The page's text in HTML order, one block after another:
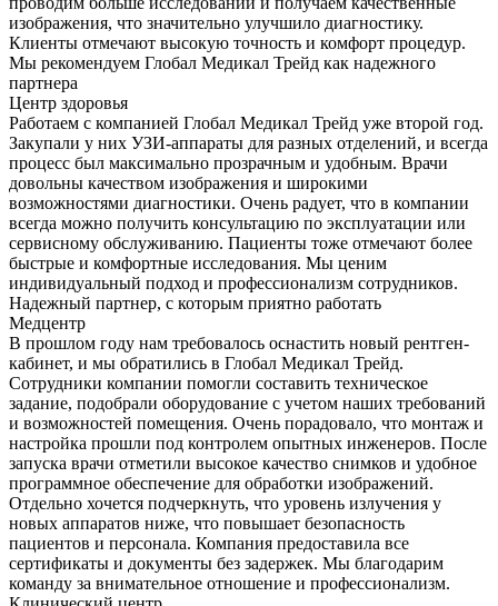
изображения, что значительно улучшило диагностику.
Клиенты отмечают высокую точность и комфорт процедур.
Мы рекомендуем Глобал Медикал Трейд как надежного
партнера
Центр здоровья
Работаем с компанией Глобал Медикал Трейд уже второй год.
Закупали у них УЗИ-аппараты для разных отделений, и всегда
процесс был максимально прозрачным и удобным. Врачи
довольны качеством изображения и широкими
возможностями диагностики. Очень радует, что в компании
всегда можно получить консультацию по эксплуатации или
сервисному обслуживанию. Пациенты тоже отмечают более
быстрые и комфортные исследования. Мы ценим
индивидуальный подход и профессионализм сотрудников.
Надежный партнер, с которым приятно работать
Медцентр
В прошлом году нам требовалось оснастить новый рентген-
кабинет, и мы обратились в Глобал Медикал Трейд.
Сотрудники компании помогли составить техническое
задание, подобрали оборудование с учетом наших требований
и возможностей помещения. Очень порадовало, что монтаж и
настройка прошли под контролем опытных инженеров. После
запуска врачи отметили высокое качество снимков и удобное
программное обеспечение для обработки изображений.
Отдельно хочется подчеркнуть, что уровень излучения у
новых аппаратов ниже, что повышает безопасность
пациентов и персонала. Компания предоставила все
сертификаты и документы без задержек. Мы благодарим
команду за внимательное отношение и профессионализм.